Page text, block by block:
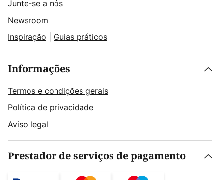
Junte-se a nós
Newsroom
Inspiração
Guias práticos
Informações
Termos e condições gerais
Política de privacidade
Aviso legal
Prestador de serviços de pagamento